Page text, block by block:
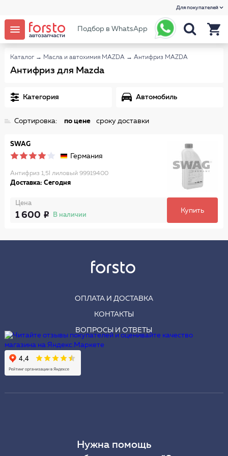
Для покупателей
Подбор в WhatsApp
Каталог → Масла и автохимия MAZDA → Антифриз MAZDA
Антифриз для Mazda
Категория Автомобиль
Сортировка: по цене сроку доставки
SWAG
Германия
Антифриз 1,5l лиловый 99919400
Доставка: Сегодня
Цена
1 600 В наличии
Купить
ОПЛАТА И ДОСТАВКА
КОНТАКТЫ
ВОПРОСЫ И ОТВЕТЫ
Нужна помощь